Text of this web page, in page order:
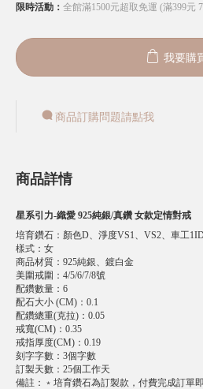
限時活動： 全館滿1500元超取免運 (滿399元
我要購
商品訂購問題請點我
商品詳情
星系引力-織愛 925純銀/真鑽 女款定情對戒
培育鑽石 ： 顏色D、淨度VS1、VS2、車工
樣式 ： 女
商品材質 ： 925純銀、鍍白金
美圍戒圍 ： 4/5/6/7/8號
配鑽數量 ： 6
配石大小 (CM) ： 0.1
配鑽總重(克拉) ： 0.05
戒寬(CM) ： 0.35
戒指厚度(CM) ： 0.19
刻字字數 ： 3個字數
訂製天數 ： 25個工作天
備註 ： ﹡培育鑽石為訂製款，付費完成訂單